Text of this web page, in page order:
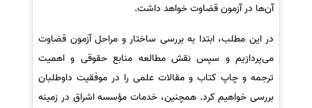
آن‌ها در آزمون قضاوت خواهد داشت.
در این مطلب، ابتدا به بررسی ساختار و مراحل آزمون قضاوت
می‌پردازیم و سپس نقش مطالعه منابع حقوقی و اهمیت
ترجمه و چاپ کتاب و مقالات علمی را در موفقیت داوطلبان
بررسی خواهیم کرد. همچنین، خدمات مؤسسه اشراق در زمینه